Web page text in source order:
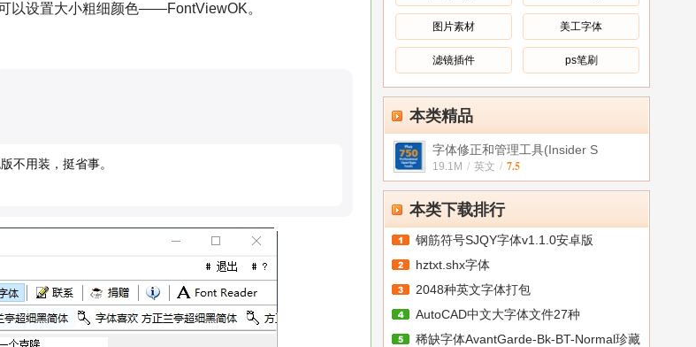
图片素材 美工字体
滤镜插件 ps笔刷
本类精品
字体修正和管理工具(Insider S
19.1M / 英文 / 7.5
本类下载排行
钢筋符号SJQY字体v1.1.0安卓版
hztxt.shx字体
2048种英文字体打包
AutoCAD中文大字体文件27种
稀缺字体AvantGarde-Bk-BT-Normal珍藏
以设置大小粗细颜色——FontViewOK。
不用装，挺省事。